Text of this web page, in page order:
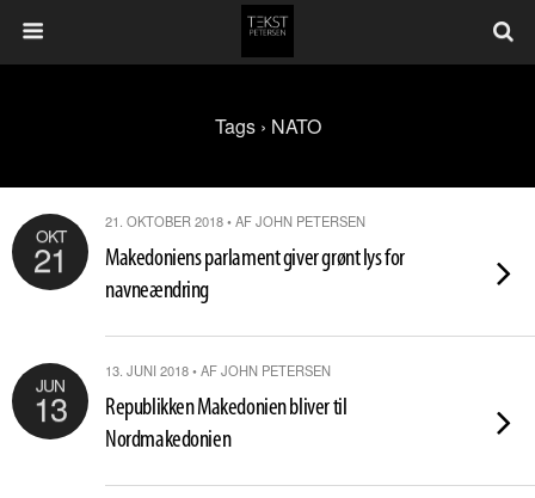
Tags › NATO
OKT
21
21. OKTOBER 2018 • AF JOHN PETERSEN
Makedoniens parlament giver grønt lys for
navneændring
JUN
13
13. JUNI 2018 • AF JOHN PETERSEN
Republikken Makedonien bliver til
Nordmakedonien